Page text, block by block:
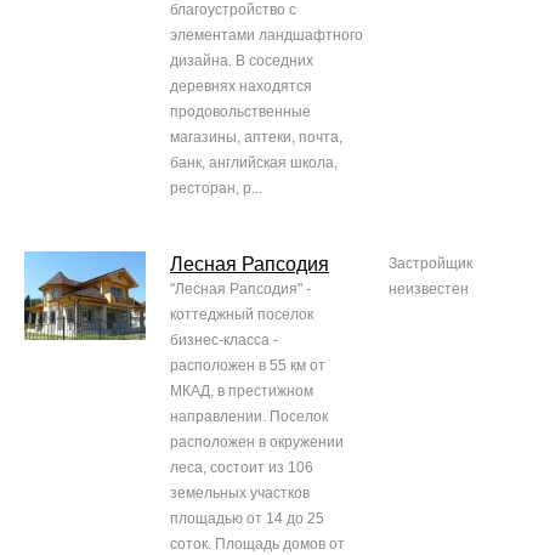
благоустройство с
элементами ландшафтного
дизайна. В соседних
деревнях находятся
продовольственные
магазины, аптеки, почта,
банк, английская школа,
ресторан, р...
Лесная Рапсодия
"Лесная Рапсодия" -
коттеджный поселок
бизнес-класса -
расположен в 55 км от
МКАД, в престижном
направлении. Поселок
расположен в окружении
леса, состоит из 106
земельных участков
площадью от 14 до 25
соток. Площадь домов от
Застройщик
неизвестен